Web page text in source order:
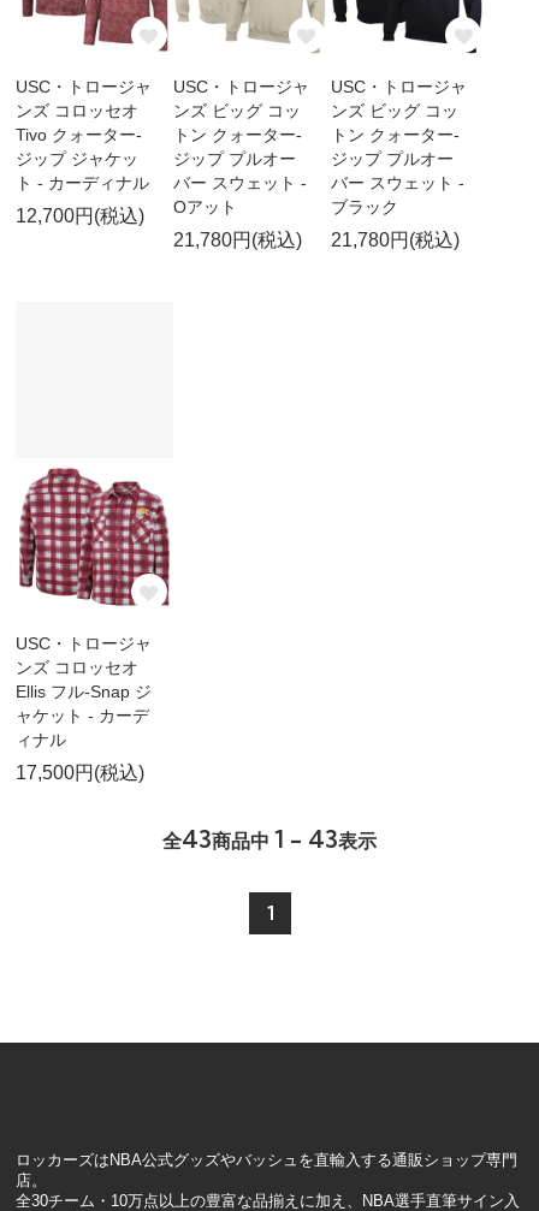
USC・トロージャ
ンズ コロッセオ
Tivo クォーター-
ジップ ジャケッ
ト - カーディナル
12,700円(税込)
USC・トロージャ
ンズ ビッグ コッ
トン クォーター-
ジップ プルオー
バー スウェット -
Oアット
21,780円(税込)
USC・トロージャ
ンズ ビッグ コッ
トン クォーター-
ジップ プルオー
バー スウェット -
ブラック
21,780円(税込)
USC・トロージャ
ンズ コロッセオ
Ellis フル-Snap ジ
ャケット - カーデ
ィナル
17,500円(税込)
全43商品中 1 - 43表示
1
ロッカーズはNBA公式グッズやバッシュを直輸入する通販ショップ専門
店。
全30チーム・10万点以上の豊富な品揃えに加え、NBA選手直筆サイン入